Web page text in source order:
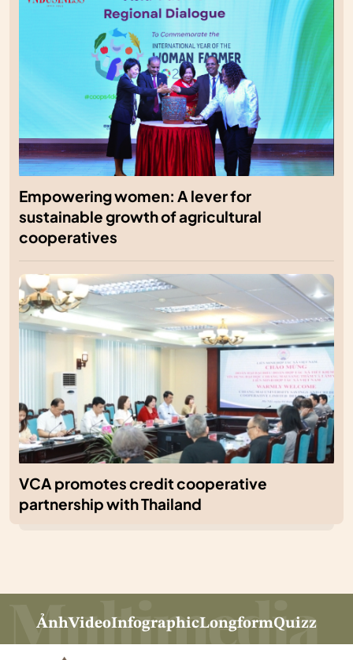
Empowering women: A lever for
sustainable growth of agricultural
cooperatives
VCA promotes credit cooperative
partnership with Thailand
ẢnhVideoInfographicLongformQuizz